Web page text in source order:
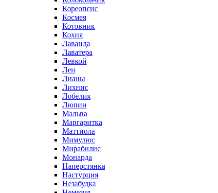
Кореопсис
Космея
Котовник
Кохия
Лаванда
Лаватера
Левкой
Лен
Лианы
Лихнис
Лобелия
Люпин
Мальва
Маргаритка
Маттиола
Мимулюс
Мирабилис
Монарда
Наперстянка
Настурция
Незабудка